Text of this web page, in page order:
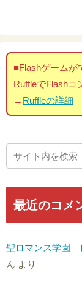
■Flashゲームが
RuffleでFlashコ
→ Ruffleの詳細
最近のコメ
聖ロマンス学園
ん より